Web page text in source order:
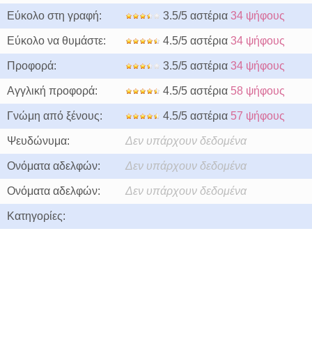
Εύκολο στη γραφή: 3.5/5 αστέρια 34 ψήφους
Εύκολο να θυμάστε: 4.5/5 αστέρια 34 ψήφους
Προφορά: 3.5/5 αστέρια 34 ψήφους
Αγγλική προφορά: 4.5/5 αστέρια 58 ψήφους
Γνώμη από ξένους: 4.5/5 αστέρια 57 ψήφους
Ψευδώνυμα: Δεν υπάρχουν δεδομένα
Ονόματα αδελφών: Δεν υπάρχουν δεδομένα
Ονόματα αδελφών: Δεν υπάρχουν δεδομένα
Κατηγορίες: